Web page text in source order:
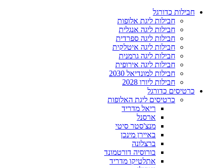
חבילות כדורגל
חבילות ליגת אלופות
חבילות ליגה אנגלית
חבילות ליגה ספרדית
חבילות ליגה איטלקית
חבילות ליגה גרמנית
חבילות ליגה אירופית
חבילות למונדיאל 2030
חבילות ליורו 2028
כרטיסים כדורגל
כרטיסים ליגת האלופות
ריאל מדריד
ארסנל
מנצ'סטר סיטי
באיירן מינכן
ברצלונה
בורוסיה דורטמונד
אתלטיקו מדריד